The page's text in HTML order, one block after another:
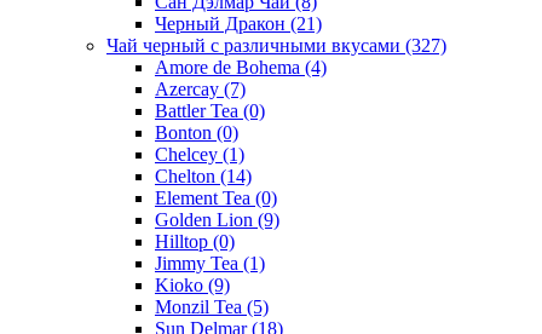
Черный Дракон (21)
Чай черный с различными вкусами (327)
Amore de Bohema (4)
Azercay (7)
Battler Tea (0)
Bonton (0)
Chelcey (1)
Chelton (14)
Element Tea (0)
Golden Lion (9)
Hilltop (0)
Jimmy Tea (1)
Kioko (9)
Monzil Tea (5)
Sun Delmar(18)